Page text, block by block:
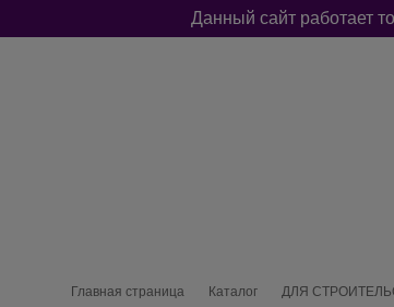
Данный сайт работает
Меню каталога
Навигационная цепочка
Главная страница Каталог ДЛЯ